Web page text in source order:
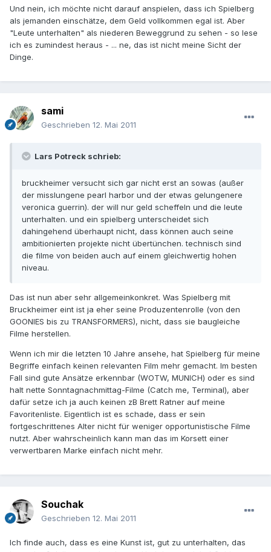
Und nein, ich möchte nicht darauf anspielen, dass ich Spielberg
als jemanden einschätze, dem Geld vollkommen egal ist. Aber
"Leute unterhalten" als niederen Beweggrund zu sehen - so lese
ich es zumindest heraus - ... ne, das ist nicht meine Sicht der
Dinge.
sami
Geschrieben 12. Mai 2011
Lars Potreck schrieb:
bruckheimer versucht sich gar nicht erst an sowas (außer
der misslungene pearl harbor und der etwas gelungenere
veronica guerrin). der will nur geld scheffeln und die leute
unterhalten. und ein spielberg unterscheidet sich
dahingehend überhaupt nicht, dass können auch seine
ambitionierten projekte nicht übertünchen. technisch sind
die filme von beiden auch auf einem gleichwertig hohen
niveau.
Das ist nun aber sehr allgemeinkonkret. Was Spielberg mit
Bruckheimer eint ist ja eher seine Produzentenrolle (von den
GOONIES bis zu TRANSFORMERS), nicht, dass sie baugleiche
Filme herstellen.
Wenn ich mir die letzten 10 Jahre ansehe, hat Spielberg für meine
Begriffe einfach keinen relevanten Film mehr gemacht. Im besten
Fall sind gute Ansätze erkennbar (WOTW, MUNICH) oder es sind
halt nette Sonntagnachmittag-Filme (Catch me, Terminal), aber
dafür setze ich ja auch keinen zB Brett Ratner auf meine
Favoritenliste. Eigentlich ist es schade, dass er sein
fortgeschrittenes Alter nicht für weniger opportunistische Filme
nutzt. Aber wahrscheinlich kann man das im Korsett einer
verwertbaren Marke einfach nicht mehr.
Souchak
Geschrieben 12. Mai 2011
Ich finde auch, dass es eine Kunst ist, gut zu unterhalten, das